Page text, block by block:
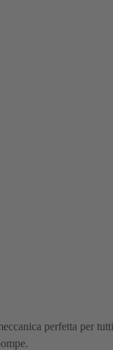
perfetta per